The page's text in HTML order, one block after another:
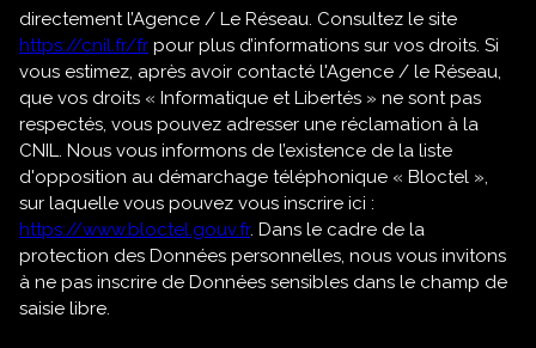
directement l’Agence / Le Réseau. Consultez le site
https://cnil.fr/fr pour plus d’informations sur vos droits. Si
vous estimez, après avoir contacté l'Agence / le Réseau,
que vos droits « Informatique et Libertés » ne sont pas
respectés, vous pouvez adresser une réclamation à la
CNIL. Nous vous informons de l’existence de la liste
d'opposition au démarchage téléphonique « Bloctel »,
sur laquelle vous pouvez vous inscrire ici :
https://www.bloctel.gouv.fr. Dans le cadre de la
protection des Données personnelles, nous vous invitons
à ne pas inscrire de Données sensibles dans le champ de
saisie libre.